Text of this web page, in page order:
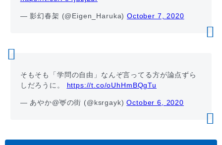
— 影幻春架 (@Eigen_Haruka)October 7, 2020
そもそも「学問の自由」なんぞ言ってる方が論点ずら
しだろうに。 https://t.co/oUhHmBQgTu
— あやか@🦌の街 (@ksrgayk)October 6, 2020